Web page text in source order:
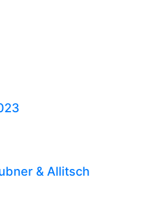
& Allitsch